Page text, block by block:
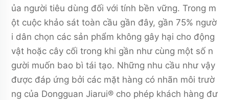
ủa người tiêu dùng đối với tính bền vững. Trong m
ột cuộc khảo sát toàn cầu gần đây, gần 75% ngườ
i dân chọn các sản phẩm không gây hại cho động
vật hoặc cây cối trong khi gần như cùng một số n
gười muốn bao bì tái tạo. Những nhu cầu như vậy
được đáp ứng bởi các mặt hàng có nhãn môi trườ
ng của Dongguan Jiarui® cho phép khách hàng đư